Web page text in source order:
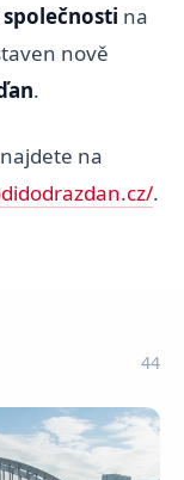
na
nově
.
na
.
44